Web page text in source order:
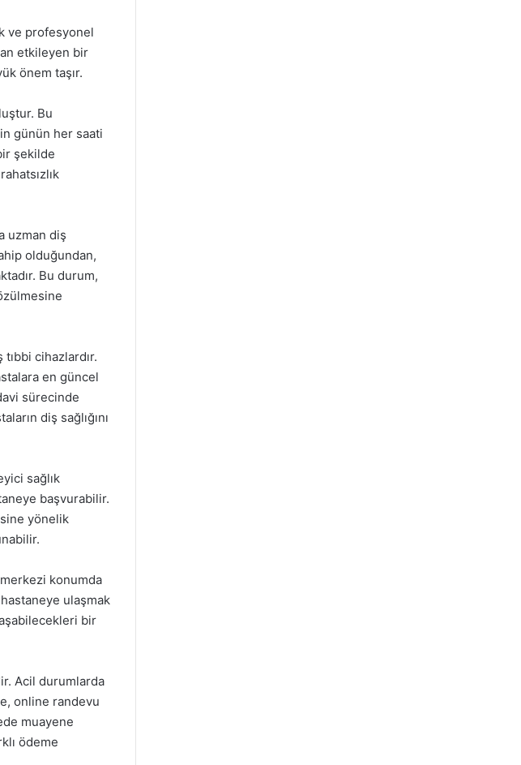
ve profesyonel
etkileyen bir
önem taşır.
Bu
günün her saati
şekilde
uzman diş
olduğundan,
Bu durum,
cihazlardır.
en güncel
sürecinde
diş sağlığını
sağlık
başvurabilir.
yönelik
konumda
hastaneye ulaşmak
bir
Acil durumlarda
online randevu
muayene
ödeme